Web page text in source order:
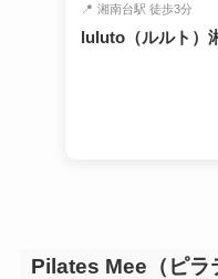
📍 湘南台駅 徒歩3分
luluto（ルルト）
Pilates Mee（ピラ